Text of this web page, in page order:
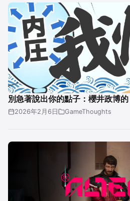
別急著說出你的點子：櫻井政博
2026年2月6日 GameThoughts